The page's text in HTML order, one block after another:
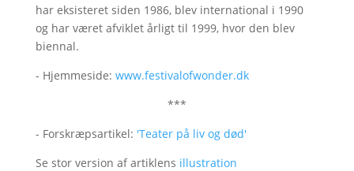
har eksisteret siden 1986, blev international i 1990
og har været afviklet årligt til 1999, hvor den blev
biennal.
- Hjemmeside: www.festivalofwonder.dk
***
- Forskræpsartikel: 'Teater på liv og død'
Se stor version af artiklens illustration